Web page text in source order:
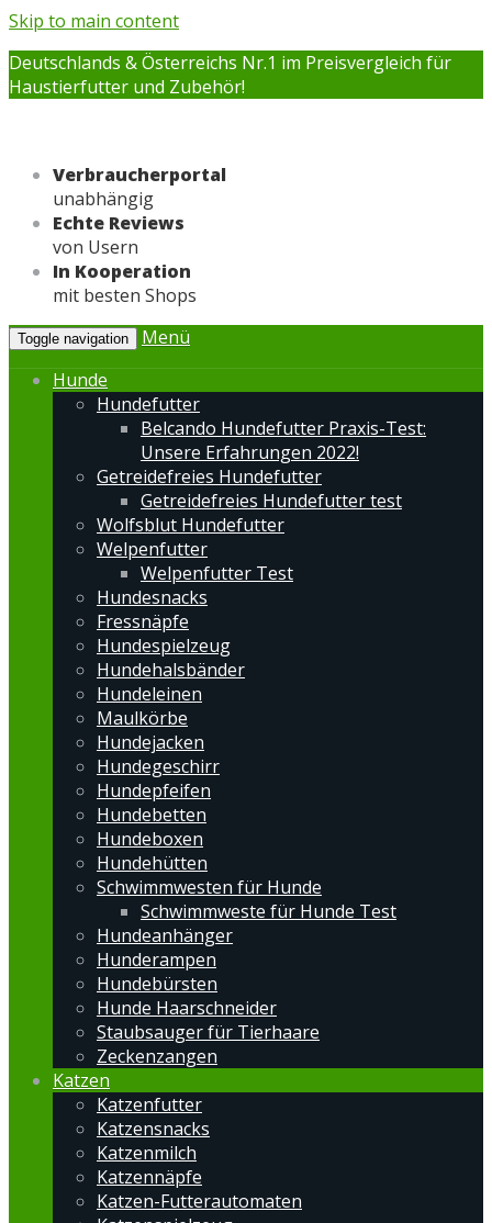
Skip to main content
Deutschlands & Österreichs Nr.1 im Preisvergleich für
Haustierfutter und Zubehör!
Verbraucherportal
unabhängig
Echte Reviews
von Usern
In Kooperation
mit besten Shops
Toggle navigation
Menü
Hunde
Hundefutter
Belcando Hundefutter Praxis-Test:
Unsere Erfahrungen 2022!
Getreidefreies Hundefutter
Getreidefreies Hundefutter test
Wolfsblut Hundefutter
Welpenfutter
Welpenfutter Test
Hundesnacks
Fressnäpfe
Hundespielzeug
Hundehalsbänder
Hundeleinen
Maulkörbe
Hundejacken
Hundegeschirr
Hundepfeifen
Hundebetten
Hundeboxen
Hundehütten
Schwimmwesten für Hunde
Schwimmweste für Hunde Test
Hundeanhänger
Hunderampen
Hundebürsten
Hunde Haarschneider
Staubsauger für Tierhaare
Zeckenzangen
Katzen
Katzenfutter
Katzensnacks
Katzenmilch
Katzennäpfe
Katzen-Futterautomaten